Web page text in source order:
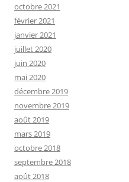
octobre 2021
février 2021
janvier 2021
juillet 2020
juin 2020
mai 2020
décembre 2019
novembre 2019
août 2019
mars 2019
octobre 2018
septembre 2018
août 2018